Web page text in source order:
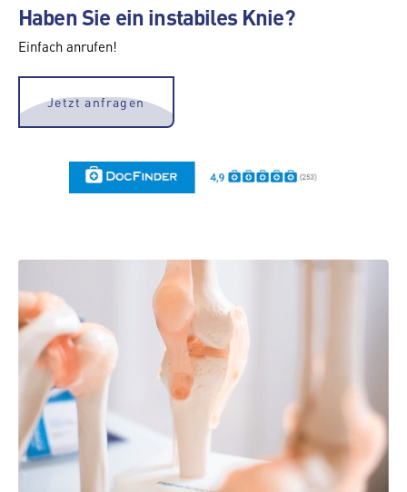
Haben Sie ein instabiles Knie?
Einfach anrufen!
Jetzt anfragen